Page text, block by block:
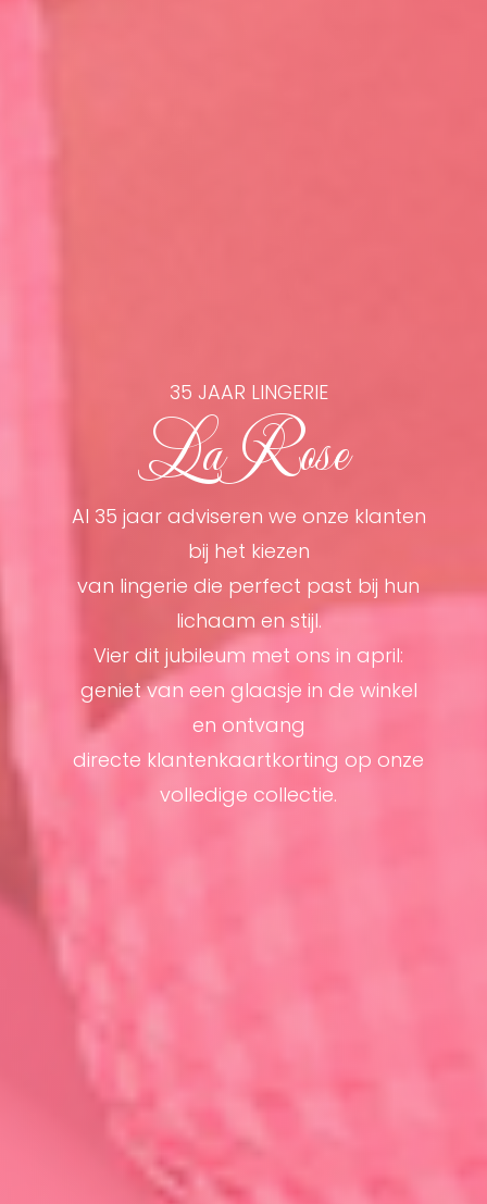
35 JAAR LINGERIE
La Rose
Al 35 jaar adviseren we onze klanten
bij het kiezen
van lingerie die perfect past bij hun
lichaam en stijl.
Vier dit jubileum met ons in april:
geniet van een glaasje in de winkel
en ontvang
directe klantenkaartkorting op onze
volledige collectie.